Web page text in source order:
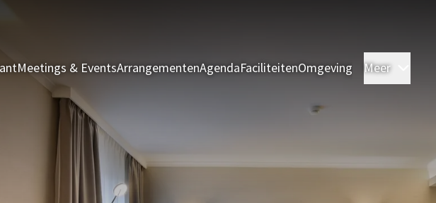
Meetings & EventsArrangementenAgendaFaciliteitenOmgeving Meer